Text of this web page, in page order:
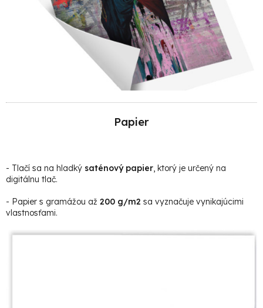
Papier
- Tlačí sa na hladký saténový papier, ktorý je určený na
digitálnu tlač.
- Papier s gramážou až 200 g/m2 sa vyznačuje vynikajúcimi
vlastnosťami.